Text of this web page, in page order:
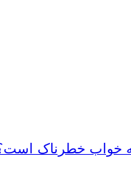
خواب خطرناک